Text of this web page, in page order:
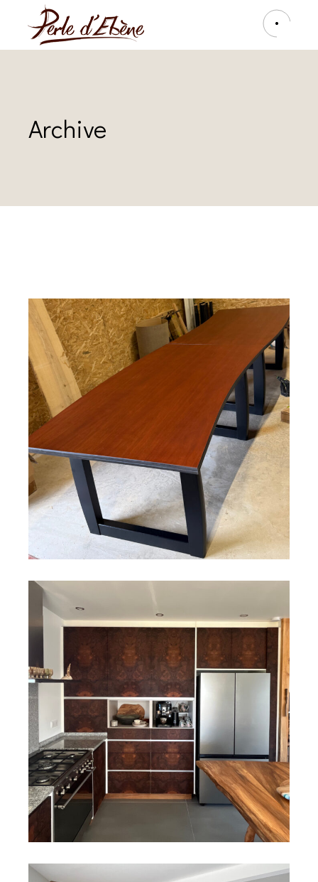
Archive
SALON
Rénovation de deux tables en sapelli
Découvrir
CUISINE SALON
Relooking de cuisine avec la loupe de
noyer
Découvrir